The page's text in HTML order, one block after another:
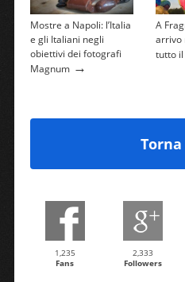
Mostre a Napoli: l’Italia
e gli Italiani negli
obiettivi dei fotografi
Magnum→
A
arrivo
tutto
Torna
1,235
Fans
2,333
Followers